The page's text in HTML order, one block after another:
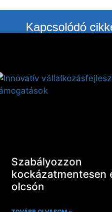
Kapcsolódó
Szabályozzon
kockázatmentesen
olcsón